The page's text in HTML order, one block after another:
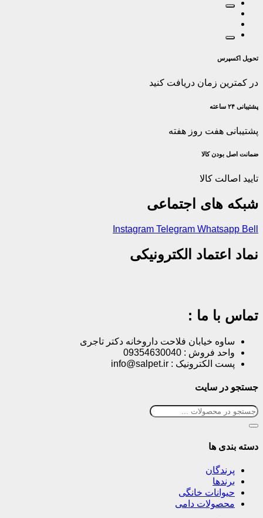
تحویل اکسپرس
در کمترین زمان دریافت کنید
پشتیبانی ۲۴ ساعته
پشتیبانی هفت روز هفته
ضمانت اصل‌ بودن کالا
تایید اصالت کالا
شبکه های اجتماعی
Instagram Telegram Whatsapp Bell
نماد اعتماد الکترونیکی
تماس با ما :
ساوه خیابان فلاحت داروخانه دکتر تاجری
واحد فروش : 09354630040
پست الکترونیک : info@salpet.ir
جستجو در سایت
دسته بندی ها
پرندگان
برندها
حیوانات خانگی
محصولات دامی